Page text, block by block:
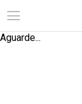
Aguarde...